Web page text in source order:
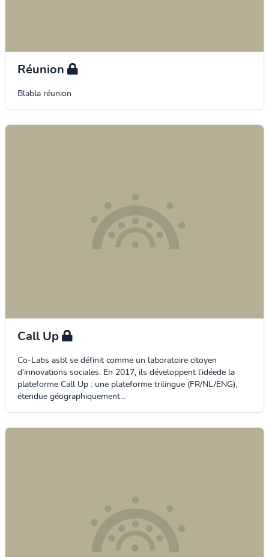
Réunion
Blabla réunion
Call Up
Co-Labs asbl se définit comme un laboratoire citoyen
d’innovations sociales. En 2017, ils développent l’idéede la
plateforme Call Up : une plateforme trilingue (FR/NL/ENG),
étendue géographiquement...